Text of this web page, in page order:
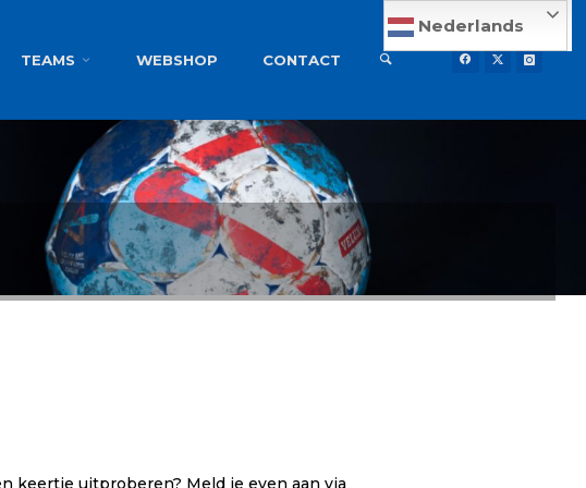
TEAMS WEBSHOP CONTACT
Nederlands
keertje uitproberen? Meld je even aan via